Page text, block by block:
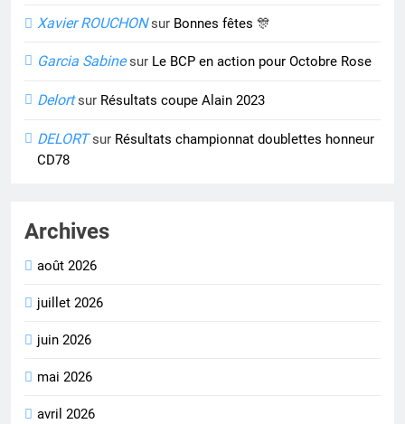
Xavier ROUCHONsur Bonnes fêtes 🎊
Garcia Sabinesur Le BCP en action pour Octobre Rose
Delortsur Résultats coupe Alain 2023
DELORTsur Résultats championnat doublettes honneur
CD78
Archives
août 2026
juillet 2026
juin 2026
mai 2026
avril 2026